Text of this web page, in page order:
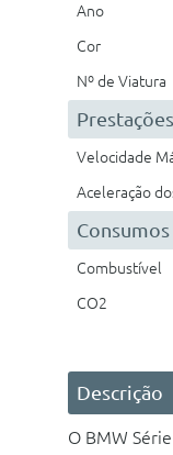
Ano
Cor
Nº de Viatura
Prestações
Velocidade
Aceleração
Consumos
Combustível
CO2
Descrição
O BMW Série